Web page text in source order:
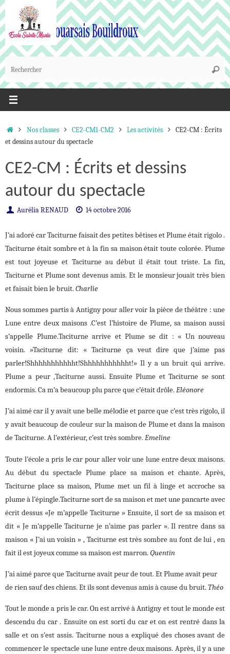
Passer
au
contenu
:
AccueilNos classes CE2-CM1-CM2 Les activités
CE2-CM : Écrits
et dessins autour du spectacle
CE2-CM : Écrits et dessins
autour du spectacle
Aurélia RENAUD 14 octobre 2016
J’ai adoré car Taciturne faisait des petites bêtises et Plume était rigolo .
Taciturne était sombre et à la fin sa maison était toute colorée. Plume
est tout joyeuse et Taciturne au début il était tout triste. La fin,
Taciturne et Plume sont devenus amis. Et le monsieur jouait très bien
et faisait bien le bruit.Charlie
Nous sommes partis à Antigny pour aller voir la pièce de théâtre : une
Lune entre deux maisons .C’est l’histoire de Plume, sa maison aussi
s’appelle Plume.Taciturne arrive et Plume se dit : « Un nouveau
voisin. »Taciturne dit: « Taciturne ça veut dire que j’aime pas
parler!Shhhhhhhhhhht!Shhhhhhhhhhht!» Il y a un bruit qui arrive.
Plume a peur ,Taciturne aussi. Ensuite Plume et Taciturne se sont
endormis. Ca m’a beaucoup plu parce que c’était drôle.Eléonore
J’ai aimé car il y avait une belle mélodie et parce que c’est très rigolo, il
y avait beaucoup de couleur sur la maison de Plume et dans la maison
de Taciturne. A l’extérieur, c’est très sombre.Emeline
Toute l’école a pris le car pour aller voir une lune entre deux maisons.
Au début du spectacle Plume place sa maison et chante. Après,
Taciturne place sa maison, Plume met un fil à linge et accroche sa
plume à l’épingle.Taciturne sort de sa maison et met une pancarte avec
écrit dessus «Je m’appelle Taciturne » Ensuite, il sort de sa maison et
dit « Je m’appelle Taciturne je n’aime pas parler ». Il rentre dans sa
maison « J’ai un voisin » , Taciturne est très sombre au font de lui , en
fait il est joyeux comme sa maison est marron. Quentin
J’ai aimé parce que Taciturne avait peur de tout. Et Plume avait peur
de rien sauf des chiens. Et ils sont devenus amis à cause du bruit.Théo
Tout le monde a pris le car. On est arrivé à Antigny et tout le monde est
descendu du car . Ensuite on est sorti du car et on est rentré dans la
salle et on s’est assis. Taciturne nous a expliqué des choses avant de
commencer le spectacle une lune entre deux maisons. Après, il y a une